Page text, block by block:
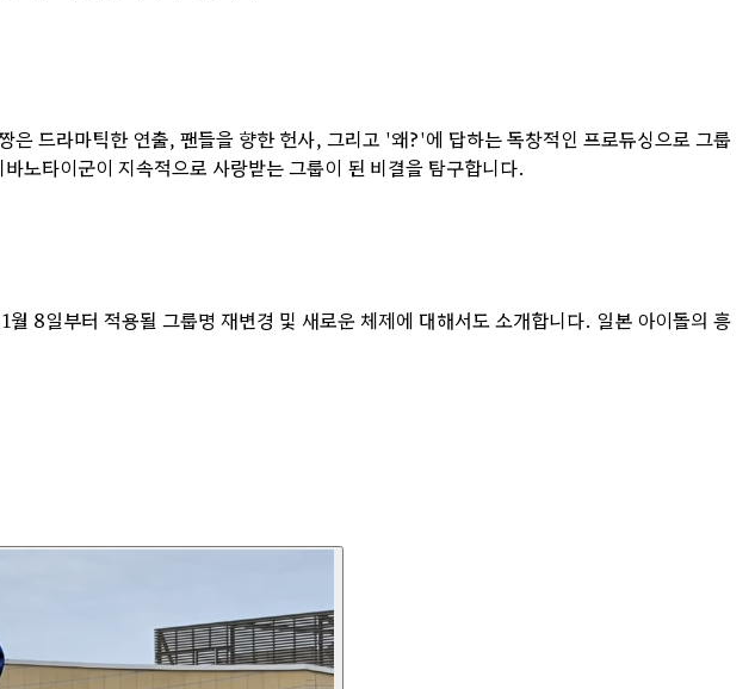
드라마틱한 연출, 팬들을 향한 헌사, 그리고 '왜?'에 답하는 독창적인 프로듀싱으로 그룹
노타이군이 지속적으로 사랑받는 그룹이 된 비결을 탐구합니다.
8일부터 적용될 그룹명 재변경 및 새로운 체제에 대해서도 소개합니다. 일본 아이돌의 흥